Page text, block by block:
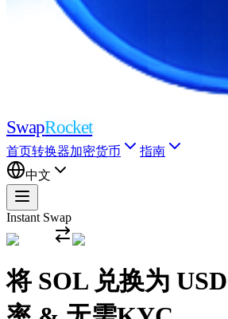
SwapRocket
首页转换器加密货币
指南
中文
Instant Swap
将 SOL 兑换为